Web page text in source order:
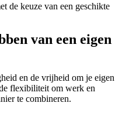
de keuze van een geschikte
van een eigen
en de vrijheid om je eigen
flexibiliteit om werk en
te combineren.